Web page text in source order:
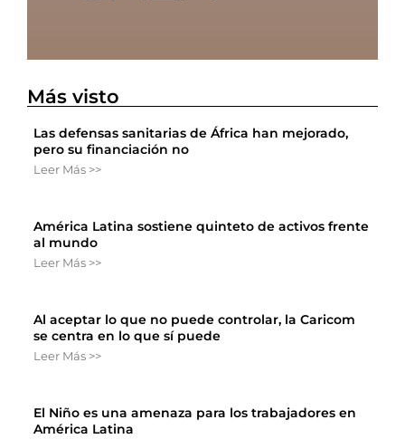
Más visto
Las defensas sanitarias de África han mejorado,
pero su financiación no
Leer Más >>
América Latina sostiene quinteto de activos frente
al mundo
Leer Más >>
Al aceptar lo que no puede controlar, la Caricom
se centra en lo que sí puede
Leer Más >>
El Niño es una amenaza para los trabajadores en
América Latina